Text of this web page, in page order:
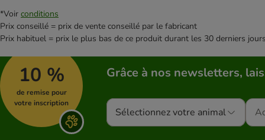
Au thon
Sans poulet
Au poisson
Thryroid
*Voir conditions
Prix conseillé = prix de vente conseillé par le fabricant
Prix habituel = prix le plus bas de ce produit durant les 30 derniers jours
10 %
de remise pour
votre inscription
Grâce à nos newsletters,
Sélectionnez votre animal